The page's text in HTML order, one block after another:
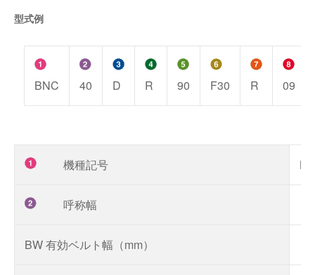
型式例
BNC 40 D R 90 F30 R 09
機種記号
呼称幅
BW 有効ベルト幅（mm）